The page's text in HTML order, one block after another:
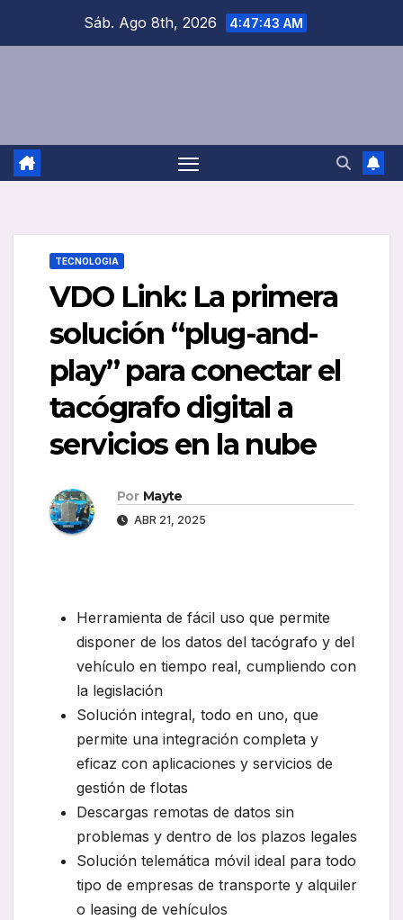
Sáb. Ago 8th, 2026 4:47:44 AM
TECNOLOGIA
VDO Link: La primera
solución “plug-and-
play” para conectar el
tacógrafo digital a
servicios en la nube
Por Mayte
ABR 21, 2025
Herramienta de fácil uso que permite
disponer de los datos del tacógrafo y del
vehículo en tiempo real, cumpliendo con
la legislación
Solución integral, todo en uno, que
permite una integración completa y
eficaz con aplicaciones y servicios de
gestión de flotas
Descargas remotas de datos sin
problemas y dentro de los plazos legales
Solución telemática móvil ideal para todo
tipo de empresas de transporte y alquiler
o leasing de vehículos